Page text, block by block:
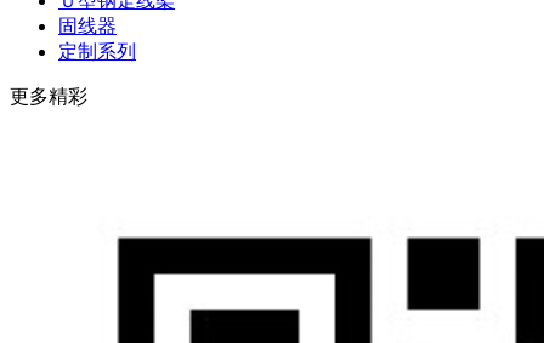
固线器
定制系列
更多精彩